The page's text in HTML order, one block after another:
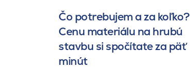
Čo potrebujem a za koľko?
Cenu materiálu na hrubú
stavbu si spočítate za päť
minút